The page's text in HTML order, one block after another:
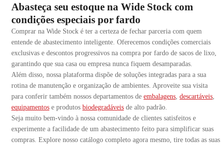
Abasteça seu estoque na Wide Stock com
condições especiais por fardo
Comprar na Wide Stock é ter a certeza de fechar parceria com quem
entende de abastecimento inteligente. Oferecemos condições comerciais
exclusivas e descontos progressivos na compra por fardo de sacos de lixo,
garantindo que sua casa ou empresa nunca fiquem desamparadas.
Além disso, nossa plataforma dispõe de soluções integradas para a sua
rotina de manutenção e organização de ambientes. Aproveite sua visita
para conferir também nossos departamentos de embalagens descartáveis
equipamentos e produtos biodegradáveis de alto padrão.
Seja muito bem-vindo à nossa comunidade de clientes satisfeitos e
experimente a facilidade de um abastecimento feito para simplificar suas
compras. Explore nosso catálogo completo agora mesmo, tire todas as suas